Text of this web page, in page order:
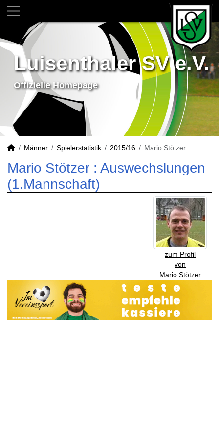
Luisenthaler SV e.V.
Offizielle Homepage
Männer Spielerstatistik 2015/16 Mario Stötzer
Mario Stötzer : Auswechslungen
(1.Mannschaft)
zum Profil
von
Mario Stötzer